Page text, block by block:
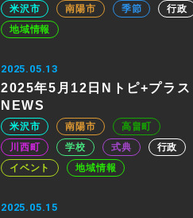
米沢市 南陽市 季節
行政
地域情報
2025.05.13
2025年5月12日Nトピ+プラス
NEWS
米沢市 南陽市
高畠町
川西町
学校 式典
行政
イベント
地域情報
2025.05.15